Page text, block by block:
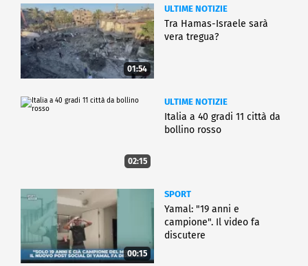
01:54
ULTIME NOTIZIE
Tra Hamas-Israele sarà
vera tregua?
02:15
ULTIME NOTIZIE
Italia a 40 gradi 11 città da
bollino rosso
00:15
SPORT
Yamal: "19 anni e
campione". Il video fa
discutere